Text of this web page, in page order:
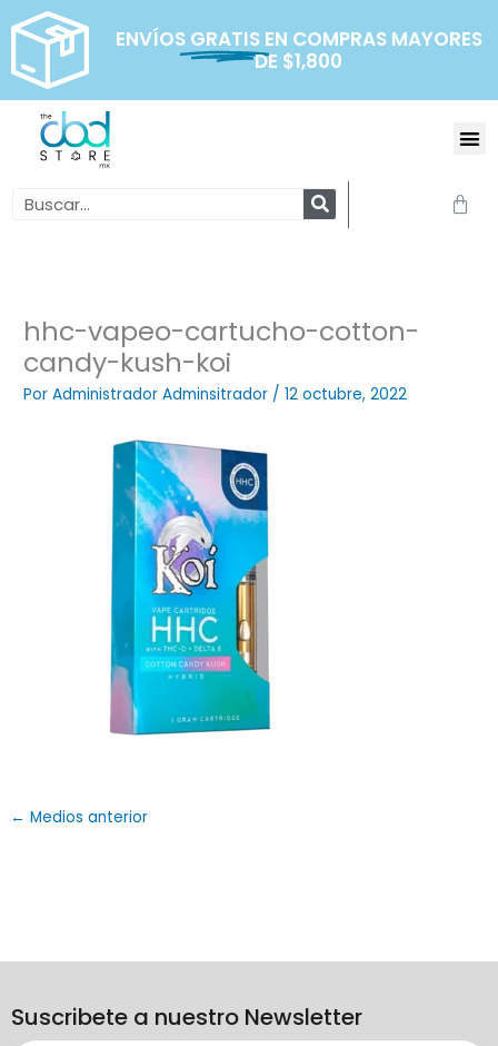
contenido
ENVÍOS GRATIS EN COMPRAS MAYORES
DE $1,800
Search
hhc-vapeo-cartucho-cotton-
candy-kush-koi
PorAdministrador Adminsitrador /12 octubre, 2022
← Medios anterior
Suscribete a nuestro Newsletter